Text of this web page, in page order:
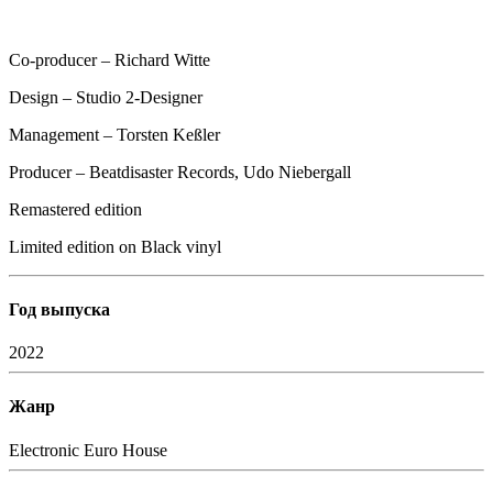
Co-producer – Richard Witte
Design – Studio 2-Designer
Management – Torsten Keßler
Producer – Beatdisaster Records, Udo Niebergall
Remastered edition
Limited edition on Black vinyl
Год выпуска
2022
Жанр
Electronic Euro House